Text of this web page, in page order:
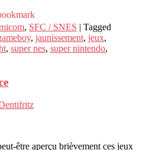
, SFC / SNES | Tagged
, jaunissement, jeux,
, super nes, super nintendo,
être aperçu brièvement ces jeux